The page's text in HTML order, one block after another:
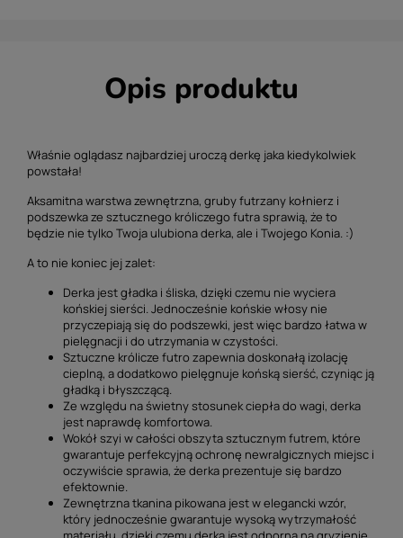
Opis produktu
Właśnie oglądasz najbardziej uroczą derkę jaka kiedykolwiek
powstała!
Aksamitna warstwa zewnętrzna, gruby futrzany kołnierz i
podszewka ze sztucznego króliczego futra sprawią, że to
będzie nie tylko Twoja ulubiona derka, ale i Twojego Konia. :)
A to nie koniec jej zalet:
Derka jest gładka i śliska, dzięki czemu nie wyciera
końskiej sierści. Jednocześnie końskie włosy nie
przyczepiają się do podszewki, jest więc bardzo łatwa w
pielęgnacji i do utrzymania w czystości.
Sztuczne królicze futro zapewnia doskonałą izolację
cieplną, a dodatkowo pielęgnuje końską sierść, czyniąc ją
gładką i błyszczącą.
Ze względu na świetny stosunek ciepła do wagi, derka
jest naprawdę komfortowa.
Wokół szyi w całości obszyta sztucznym futrem, które
gwarantuje perfekcyjną ochronę newralgicznych miejsc i
oczywiście sprawia, że derka prezentuje się bardzo
efektownie.
Zewnętrzna tkanina pikowana jest w elegancki wzór,
który jednocześnie gwarantuje wysoką wytrzymałość